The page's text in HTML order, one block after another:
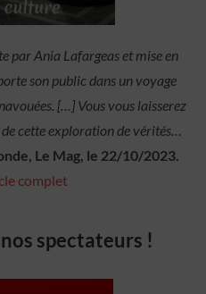
par Ania Lafargeas et mise en
son public dans un voyage
[…] Vous vous laisserez
cette exploration de vérités…
Le Mag, le 22/10/2023.
complet
spectateurs !